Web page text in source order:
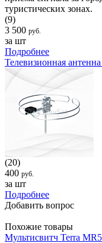
туристических зонах.
(9)
3 500 руб.
за шт
Подробнее
Телевизионная
(20)
400 руб.
за шт
Подробнее
Добавить вопрос
Похожие товары
Мультисвитч Terra